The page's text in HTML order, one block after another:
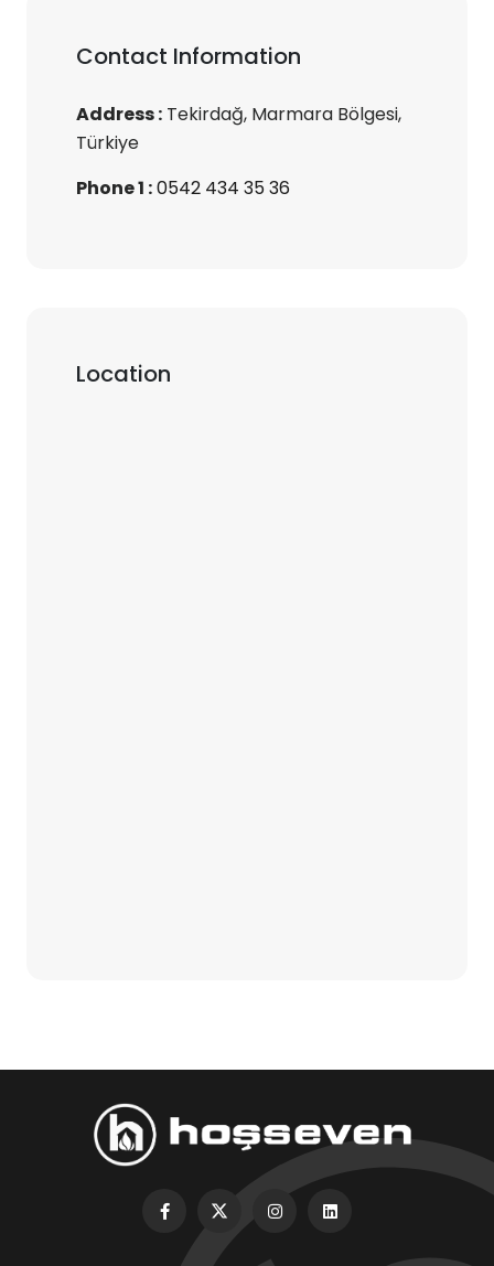
Contact Information
Address : Tekirdağ, Marmara Bölgesi,
Türkiye
Phone 1 :0542 434 35 36
Location